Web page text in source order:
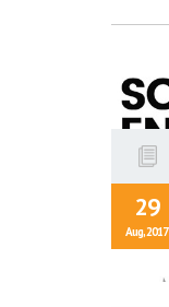
29
Aug, 2017